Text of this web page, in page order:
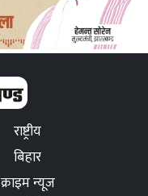
राष्ट्रीय
बिहार
क्राइम न्यूज